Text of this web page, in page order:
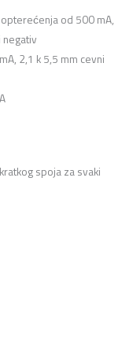
od 500 mA,
negativ
2,1 k 5,5 mm cevni
spoja za svaki